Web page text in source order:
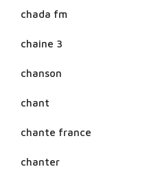
chada fm
chaine 3
chanson
chant
chante france
chanter